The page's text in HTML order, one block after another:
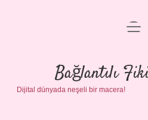
Gizlilik
Yasal
Bağlantılı
Dijital dünyada neşeli bir macera!